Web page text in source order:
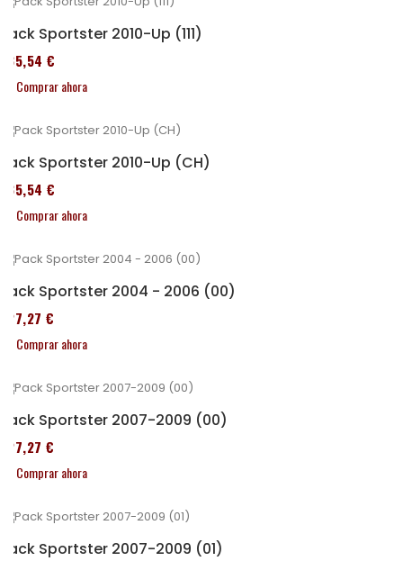
Pack Sportster 2010-Up (111)
235,54 €
Comprar ahora
Pack Sportster 2010-Up (CH)
235,54 €
Comprar ahora
Pack Sportster 2004 - 2006 (00)
227,27 €
Comprar ahora
Pack Sportster 2007-2009 (00)
227,27 €
Comprar ahora
Pack Sportster 2007-2009 (01)